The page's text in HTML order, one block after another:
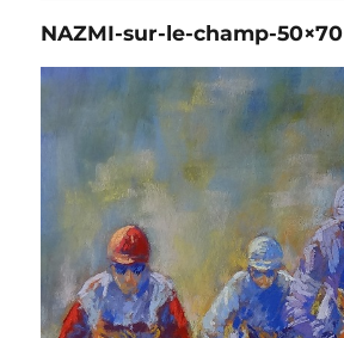
NAZMI-sur-le-champ-50×70